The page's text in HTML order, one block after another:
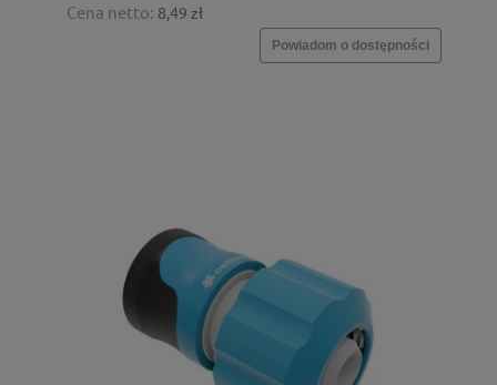
Cena netto: 8,49 zł
Powiadom o dostępności